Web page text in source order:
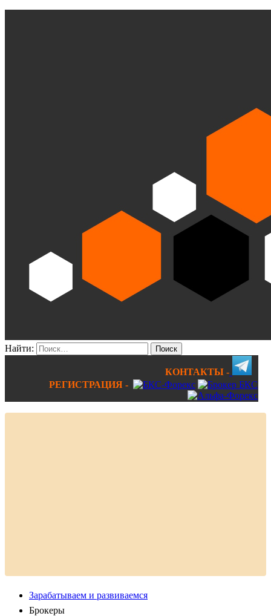
Найти:
КОНТАКТЫ -
РЕГИСТРАЦИЯ -
Зарабатываем и развиваемся
Брокеры